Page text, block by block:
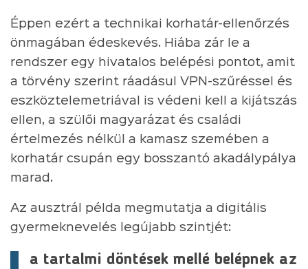
Éppen ezért a technikai korhatár-ellenőrzés
önmagában édeskevés. Hiába zár le a
rendszer egy hivatalos belépési pontot, amit
a törvény szerint ráadásul VPN-szűréssel és
eszköztelemetriával is védeni kell a kijátszás
ellen, a szülői magyarázat és családi
értelmezés nélkül a kamasz szemében a
korhatár csupán egy bosszantó akadálypálya
marad.
Az ausztrál példa megmutatja a digitális
gyermeknevelés legújabb szintjét:
a tartalmi döntések mellé belépnek az